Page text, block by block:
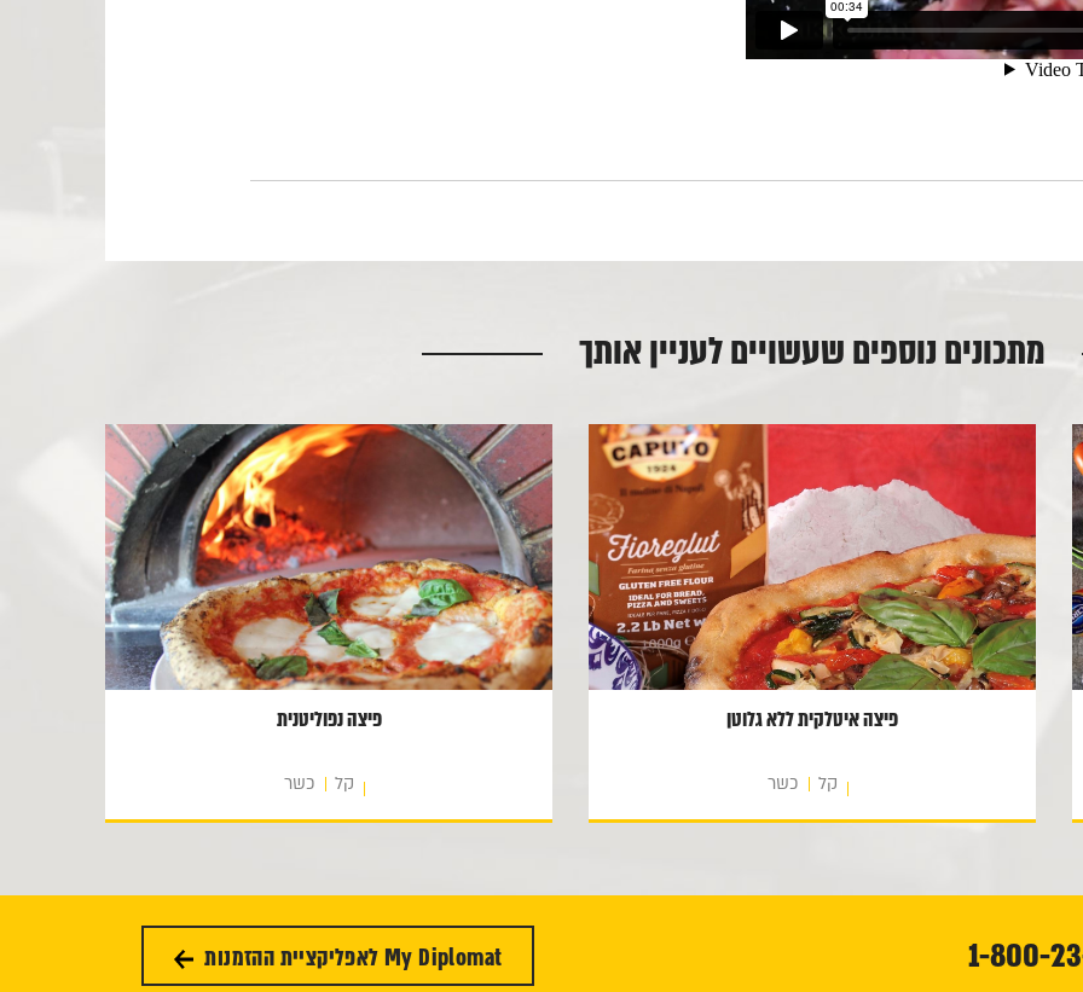
מתכונים נוספים שעשויים לעניין אותך
פיצה איטלקית ללא גלוטן
קל כשר
פיצה נפוליטנית
קל כשר
My Diplomat לאפליקציית ההזמנות